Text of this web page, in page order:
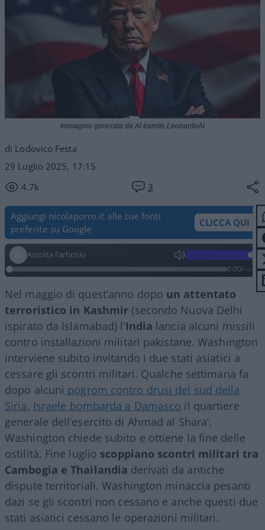
di Lodovico Festa
29 Luglio 2025, 17:15
4.7k
3
Immagine generata da AI tramite LeonardoAI
Aggiungi nicolaporro.it alle tue fonti
preferite su Google
CLICCA QUI
Ascolta l'articolo
0:00/--:--
Nel maggio di quest’anno dopo un attentato
terroristico in Kashmir (secondo Nuova Delhi
ispirato da Islamabad) l’India lancia alcuni missili
contro installazioni militari pakistane. Washington
interviene subito invitando i due stati asiatici a
cessare gli scontri militari. Qualche settimana fa
dopo alcuni pogrom contro drusi del sud della
Siria, Israele bombarda a Damasco il quartiere
generale dell’esercito di Ahmad al Shara’.
Washington chiede subito e ottiene la fine delle
ostilità. Fine luglio scoppiano scontri militari tra
Cambogia e Thailandia derivati da antiche
dispute territoriali. Washington minaccia pesanti
dazi se gli scontri non cessano e anche questi due
stati asiatici cessano le operazioni militari.